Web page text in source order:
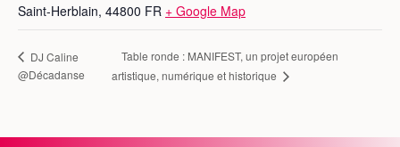
Saint-Herblain, 44800 FR + Google Map
DJ Caline
@Décadanse
Table ronde : MANIFEST, un projet européen
artistique, numérique et historique